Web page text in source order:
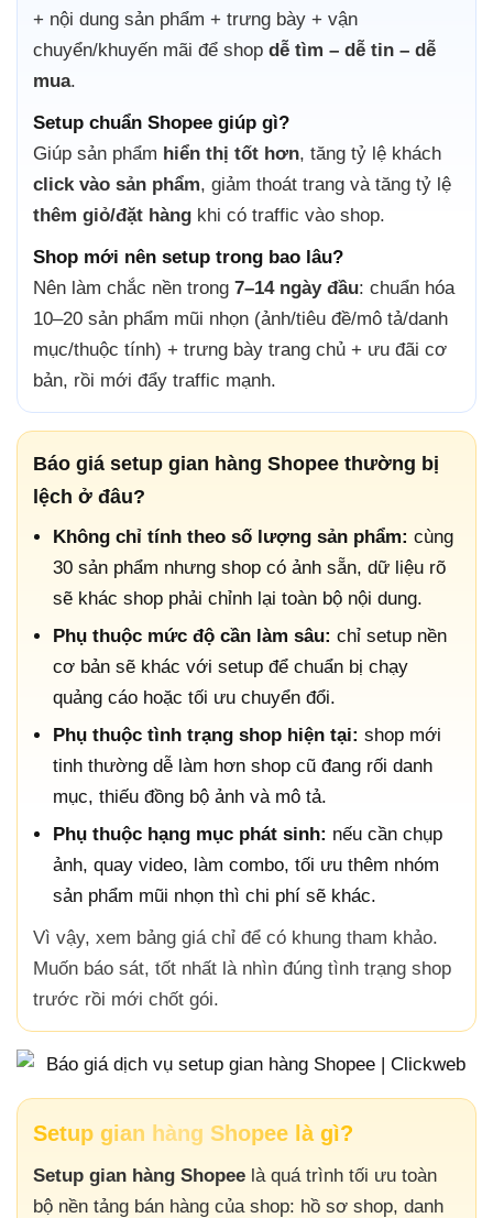
+ nội dung sản phẩm + trưng bày + vận
chuyển/khuyến mãi để shop dễ tìm – dễ tin – dễ
mua.
Setup chuẩn Shopee giúp gì?
Giúp sản phẩm hiển thị tốt hơn, tăng tỷ lệ khách
click vào sản phẩm, giảm thoát trang và tăng tỷ lệ
thêm giỏ/đặt hàng khi có traffic vào shop.
Shop mới nên setup trong bao lâu?
Nên làm chắc nền trong 7–14 ngày đầu: chuẩn hóa
10–20 sản phẩm mũi nhọn (ảnh/tiêu đề/mô tả/danh
mục/thuộc tính) + trưng bày trang chủ + ưu đãi cơ
bản, rồi mới đẩy traffic mạnh.
Báo giá setup gian hàng Shopee thường bị
lệch ở đâu?
Không chỉ tính theo số lượng sản phẩm: cùng
30 sản phẩm nhưng shop có ảnh sẵn, dữ liệu rõ
sẽ khác shop phải chỉnh lại toàn bộ nội dung.
Phụ thuộc mức độ cần làm sâu: chỉ setup nền
cơ bản sẽ khác với setup để chuẩn bị chạy
quảng cáo hoặc tối ưu chuyển đổi.
Phụ thuộc tình trạng shop hiện tại: shop mới
tinh thường dễ làm hơn shop cũ đang rối danh
mục, thiếu đồng bộ ảnh và mô tả.
Phụ thuộc hạng mục phát sinh: nếu cần chụp
ảnh, quay video, làm combo, tối ưu thêm nhóm
sản phẩm mũi nhọn thì chi phí sẽ khác.
Vì vậy, xem bảng giá chỉ để có khung tham khảo.
Muốn báo sát, tốt nhất là nhìn đúng tình trạng shop
trước rồi mới chốt gói.
Setup gian hàng Shopee là gì?
Setup gian hàng Shopee là quá trình tối ưu toàn
bộ nền tảng bán hàng của shop: hồ sơ shop, danh